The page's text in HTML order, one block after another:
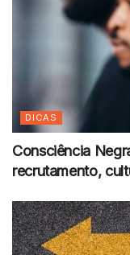
DICAS
Consciência
recrutamento,